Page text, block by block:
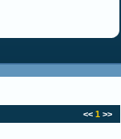
<< 1 >>